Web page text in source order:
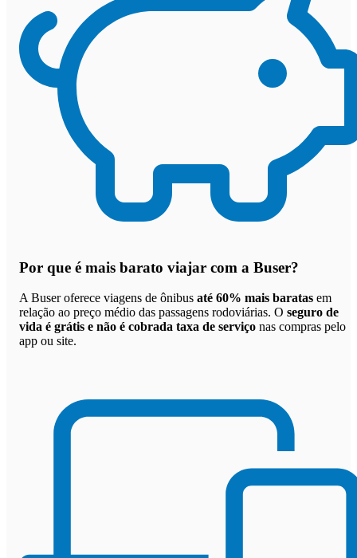
Por que é mais barato viajar com a Buser?
A Buser oferece viagens de ônibus até 60% mais baratas em
relação ao preço médio das passagens rodoviárias. O seguro de
vida é grátis e não é cobrada taxa de serviço nas compras pelo
app ou site.